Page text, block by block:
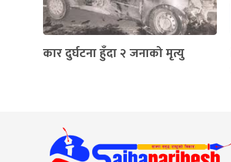
कार दुर्घटना हुँदा २ जनाको मृत्यु